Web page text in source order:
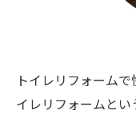
トイレリフォーム
イレリフォームと